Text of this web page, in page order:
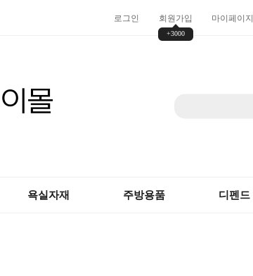
로그인 회원가입
+3000
마이페이지
욕실자재 주방용품 디펜드